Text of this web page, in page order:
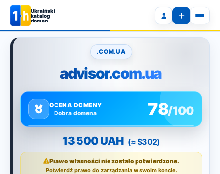
Ukraiński
katalog
domen
.COM.UA
advisor.com.ua
OCENA DOMENY
Dobra domena
78/100
13 500 UAH (≈ $302)
Prawo własności nie zostało potwierdzone.
Potwierdź prawo do zarządzania w swoim koncie.